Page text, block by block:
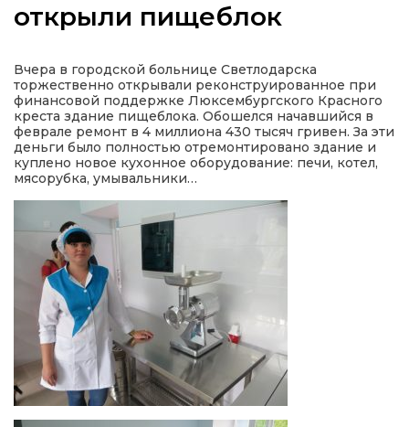
політика
місія
открыли пищеблок
Вчера в городской больнице Светлодарска
торжественно открывали реконструированное при
финансовой поддержке Люксембургского Красного
креста здание пищеблока. Обошелся начавшийся в
феврале ремонт в 4 миллиона 430 тысяч гривен. За эти
деньги было полностью отремонтировано здание и
куплено новое кухонное оборудование: печи, котел,
мясорубка, умывальники…